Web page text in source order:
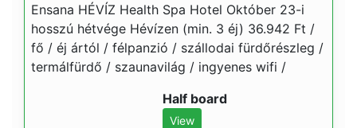
Ensana HÉVÍZ Health Spa Hotel Október 23-i
hosszú hétvége Hévízen (min. 3 éj) 36.942 Ft /
fő / éj ártól / félpanzió / szállodai fürdőrészleg /
termálfürdő / szaunavilág / ingyenes wifi /
Half board
View